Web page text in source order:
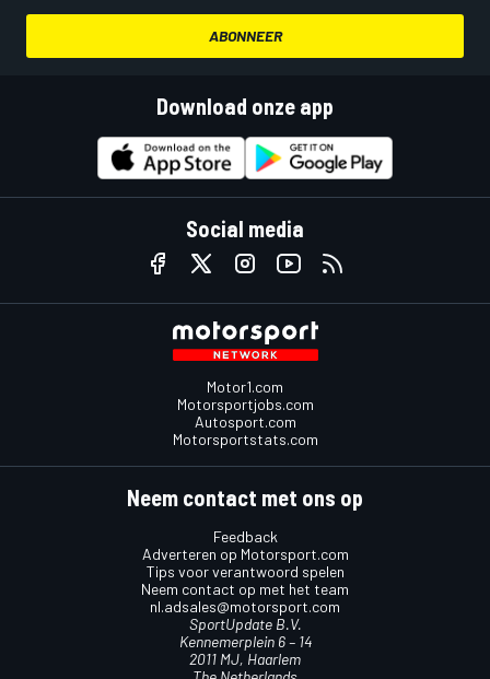
ABONNEER
Download onze app
Social media
Motor1.com
Motorsportjobs.com
Autosport.com
Motorsportstats.com
Neem contact met ons op
Feedback
Adverteren op Motorsport.com
Tips voor verantwoord spelen
Neem contact op met het team
nl.adsales@motorsport.com
SportUpdate B.V.
Kennemerplein 6 – 14
2011 MJ, Haarlem